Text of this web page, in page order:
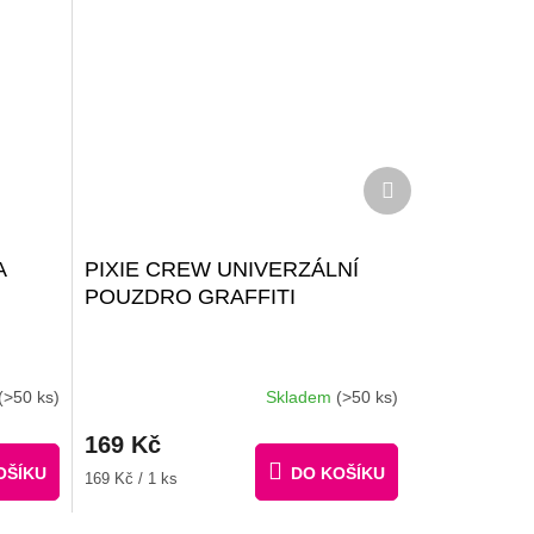
(>50 ks)
PIXIE CREW UNIVERZÁLNÍ
POUZDRO GRAFFITI
Skladem (>50 ks)
169 Kč
Měrná
169 Kč / 1 ks DO KOŠÍKU
Další
produkt